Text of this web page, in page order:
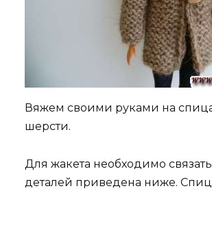
Вяжем своими руками на
шерсти.
Для жакета необходимо
деталей приведена ниже.